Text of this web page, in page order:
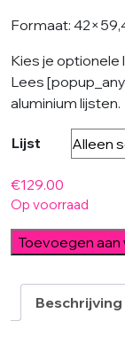
Formaat:
Kies je optionele
Lees
aluminium lijsten.
Lijst
€129.00
Op voorraad
Red
Minimal
aantal
Toevoegen aan
Beschrijving